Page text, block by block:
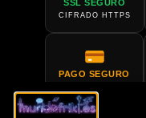
SSL SEGURO
CIFRADO HTTPS
PAGO SEGURO